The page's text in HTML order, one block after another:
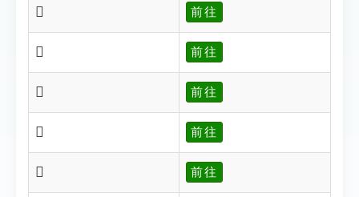
𡭂 前往
𡭆 前往
𡭈 前往
𡭊 前往
𡭊 前往